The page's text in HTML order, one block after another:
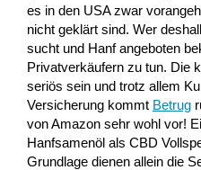
es in den USA zwar
nicht geklärt sind. Wer
sucht und Hanf angeboten
Privatverkäufern zu tun. Die
seriös sein und trotz allem
Versicherung kommt Betrug
von Amazon sehr wohl vor!
Hanfsamenöl als CBD
Grundlage dienen allein die